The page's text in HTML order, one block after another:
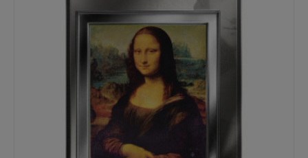
Genial Genießen GmbH, Marktplatz 14, 86637
Wertingen, genial-geniessen.com
Original Produktbezeichnung:
Set aus Lebensmitteln